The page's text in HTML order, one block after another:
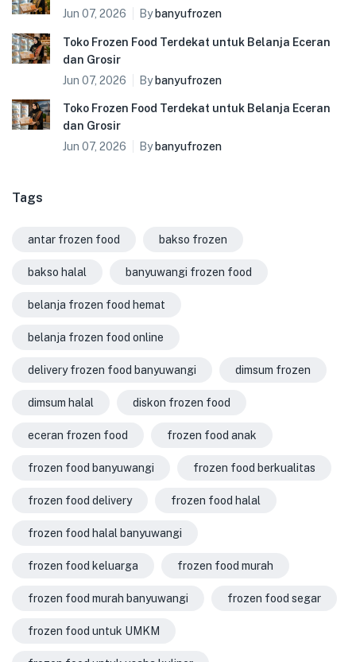
Jun 07, 2026
Bybanyufrozen
Toko Frozen Food Terdekat untuk Belanja Eceran
dan Grosir
Jun 07, 2026
By banyufrozen
Toko Frozen Food Terdekat untuk Belanja Eceran
dan Grosir
Jun 07, 2026
By banyufrozen
Tags
antar frozen food bakso frozen
bakso halal banyuwangi frozen food
belanja frozen food hemat
belanja frozen food online
delivery frozen food banyuwangi dimsum frozen
dimsum halal diskon frozen food
eceran frozen food frozen food anak
frozen food banyuwangi frozen food berkualitas
frozen food delivery frozen food halal
frozen food halal banyuwangi
frozen food keluarga frozen food murah
frozen food murah banyuwangi frozen food segar
frozen food untuk UMKM